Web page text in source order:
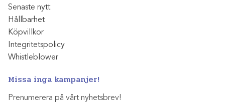
Senaste nytt
Hållbarhet
Köpvillkor
Integritetspolicy
Whistleblower
Missa inga kampanjer!
Prenumerera på vårt nyhetsbrev!